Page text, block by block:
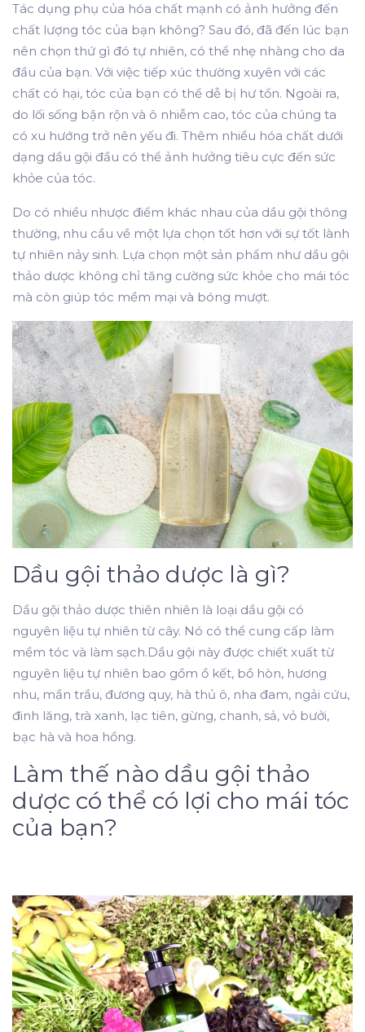
Tác dụng phụ của hóa chất mạnh có ảnh hưởng đến
chất lượng tóc của bạn không? Sau đó, đã đến lúc bạn
nên chọn thứ gì đó tự nhiên, có thể nhẹ nhàng cho da
đầu của bạn. Với việc tiếp xúc thường xuyên với các
chất có hại, tóc của bạn có thể dễ bị hư tổn. Ngoài ra,
do lối sống bận rộn và ô nhiễm cao, tóc của chúng ta
có xu hướng trở nên yếu đi. Thêm nhiều hóa chất dưới
dạng dầu gội đầu có thể ảnh hưởng tiêu cực đến sức
khỏe của tóc.
Do có nhiều nhược điểm khác nhau của dầu gội thông
thường, nhu cầu về một lựa chọn tốt hơn với sự tốt lành
tự nhiên nảy sinh. Lựa chọn một sản phẩm như dầu gội
thảo dược không chỉ tăng cường sức khỏe cho mái tóc
mà còn giúp tóc mềm mại và bóng mượt.
Dầu gội thảo dược là gì?
Dầu gội thảo dược thiên nhiên là loại dầu gội có
nguyên liệu tự nhiên từ cây. Nó có thể cung cấp làm
mềm tóc và làm sạch.Dầu gội này được chiết xuất từ
nguyên liệu tự nhiên bao gồm ồ kết, bồ hòn, hương
nhu, mần trầu, đương quy, hà thủ ô, nha đam, ngải cứu,
đinh lăng, trà xanh, lạc tiên, gừng, chanh, sả, vỏ bưởi,
bạc hà và hoa hồng.
Làm thế nào dầu gội thảo
dược có thể có lợi cho mái tóc
của bạn?